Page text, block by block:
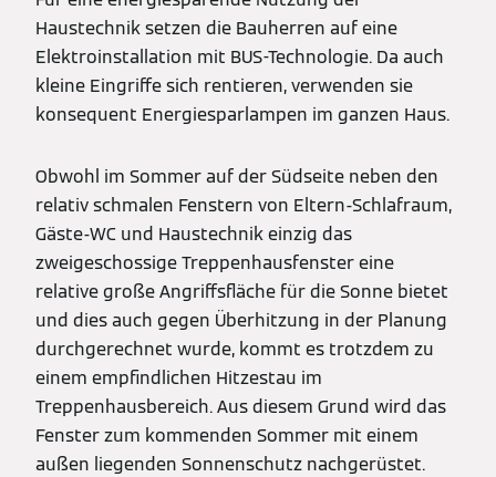
Haustechnik setzen die Bauherren auf eine
Elektroinstallation mit BUS-Technologie. Da auch
kleine Eingriffe sich rentieren, verwenden sie
konsequent Energiesparlampen im ganzen Haus.
Obwohl im Sommer auf der Südseite neben den
relativ schmalen Fenstern von Eltern-Schlafraum,
Gäste-WC und Haustechnik einzig das
zweigeschossige Treppenhausfenster eine
relative große Angriffsfläche für die Sonne bietet
und dies auch gegen Überhitzung in der Planung
durchgerechnet wurde, kommt es trotzdem zu
einem empfindlichen Hitzestau im
Treppenhausbereich. Aus diesem Grund wird das
Fenster zum kommenden Sommer mit einem
außen liegenden Sonnenschutz nachgerüstet.